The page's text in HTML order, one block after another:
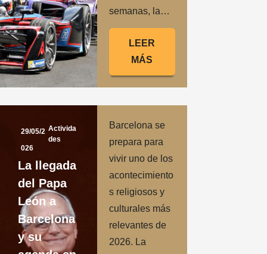
semanas, la…
LEER
MÁS
29/05/2
026
Activida
des
La llegada
del Papa
León a
Barcelona
y su
Barcelona se
prepara para
vivir uno de los
acontecimiento
s religiosos y
culturales más
relevantes de
2026. La